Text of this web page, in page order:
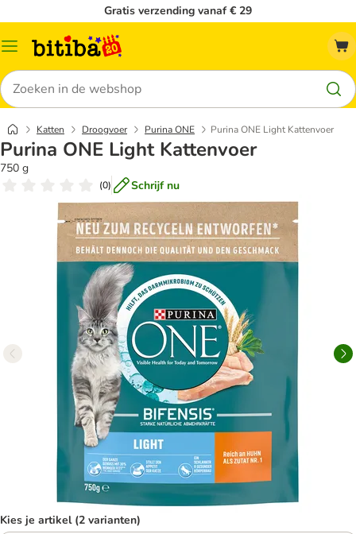
Gratis verzending vanaf € 29
Catalogusmenu
Zoeken
Katten Droogvoer Purina ONE Purina ONE Light Kattenvoer
Purina ONE Light Kattenvoer
750 g
(0) Schrijf nu
Kies je artikel (2 varianten)